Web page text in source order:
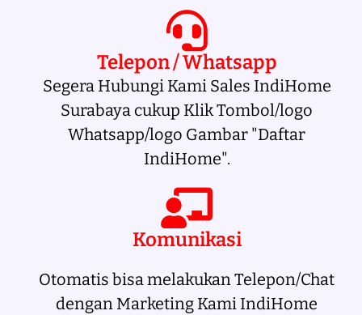
Telepon / Whatsapp
Segera Hubungi Kami Sales IndiHome
Surabaya cukup Klik Tombol/logo
Whatsapp/logo Gambar "Daftar
IndiHome".
Komunikasi
Otomatis bisa melakukan Telepon/Chat
dengan Marketing Kami IndiHome